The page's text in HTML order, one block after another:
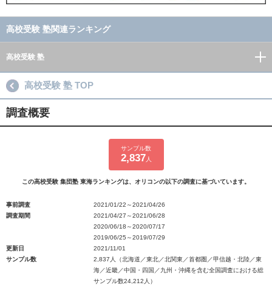
高校受験 塾関連ランキング
高校受験 塾
高校受験 塾 TOP
調査概要
サンプル数
2,837 人
この高校受験 集団塾 東海ランキングは、オリコンの以下の調査に基づいています。
事前調査
2021/01/22～2021/04/26
調査期間
2021/04/27～2021/06/28
2020/06/18～2020/07/17
2019/06/25～2019/07/29
更新日
2021/11/01
サンプル数
2,837人（北海道／東北／北関東／首都圏／甲信越・北陸／東
海／近畿／中国・四国／九州・沖縄を含む全国調査における総
サンプル数24,212人）